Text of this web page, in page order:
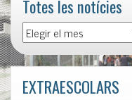
Totes les notícies
Totes
les
notícies
EXTRAESCOLARS